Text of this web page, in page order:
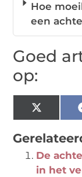
Hoe
een
Goed
op:
X
De
in het